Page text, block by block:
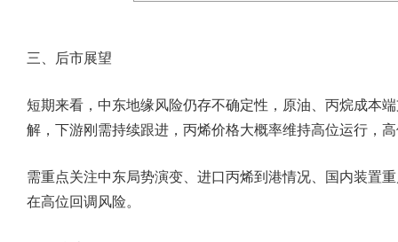
三、后市展望
短期来看，中东地缘风险仍存不确定性，原油、丙烷成本
解，下游刚需持续跟进，丙烯价格大概率维持高位运行，
需重点关注中东局势演变、进口丙烯到港情况、国内装置
在高位回调风险。